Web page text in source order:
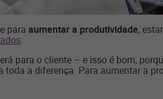
para aumentar a produtividade,
.
para o cliente – e isso é bom,
a diferença. Para aumentar a